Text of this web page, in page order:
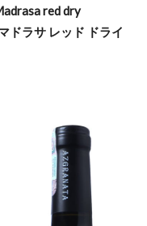
red dry
ドラサ レッド ドライ